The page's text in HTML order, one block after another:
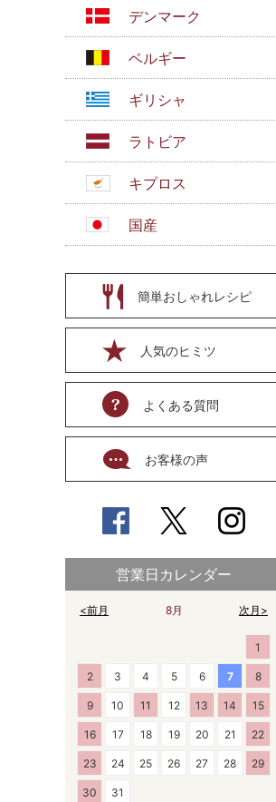
デンマーク
ベルギー
ギリシャ
ラトビア
キプロス
国産
簡単おしゃれレシピ
人気のヒミツ
よくある質問
お客様の声
営業日カレンダー
8月
<前月 次月>
1
2 3 4 5 6 7 8
9 10 11 12 13 14 15
16 17 18 19 20 21 22
23 24 25 26 27 28 29
30 31